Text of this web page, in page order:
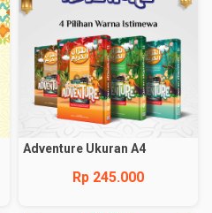
Adventure Ukuran A4
Rp 245.000